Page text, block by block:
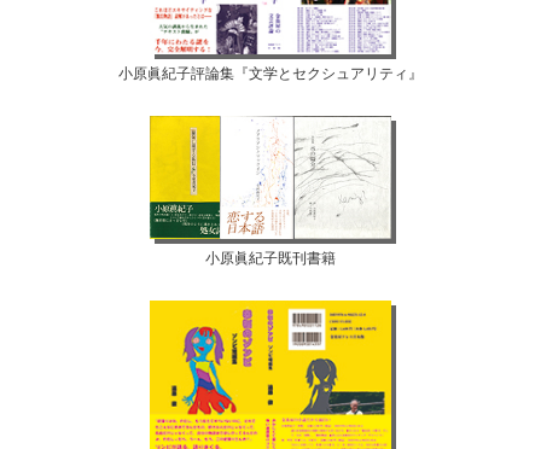
小原眞紀子評論集『文学とセクシュアリティ』
小原眞紀子既刊書籍